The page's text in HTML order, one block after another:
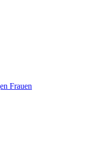
Frauen